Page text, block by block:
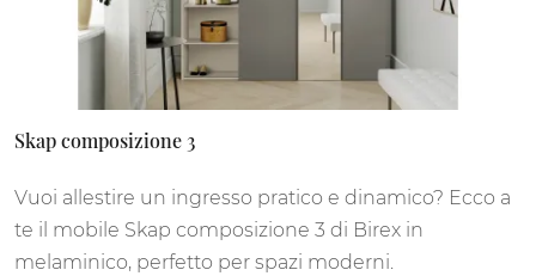
Skap composizione 3
Vuoi allestire un ingresso pratico e dinamico? Ecco a
te il mobile Skap composizione 3 di Birex in
melaminico, perfetto per spazi moderni.